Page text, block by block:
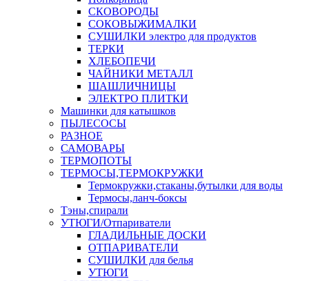
СКОВОРОДЫ
СОКОВЫЖИМАЛКИ
СУШИЛКИ электро для продуктов
ТЕРКИ
ХЛЕБОПЕЧИ
ЧАЙНИКИ МЕТАЛЛ
ШАШЛИЧНИЦЫ
ЭЛЕКТРО ПЛИТКИ
Машинки для катышков
ПЫЛЕСОСЫ
РАЗНОЕ
САМОВАРЫ
ТЕРМОПОТЫ
ТЕРМОСЫ,ТЕРМОКРУЖКИ
Термокружки,стаканы,бутылки для воды
Термосы,ланч-боксы
Тэны,спирали
УТЮГИ/Отпариватели
ГЛАДИЛЬНЫЕ ДОСКИ
ОТПАРИВАТЕЛИ
СУШИЛКИ для белья
УТЮГИ